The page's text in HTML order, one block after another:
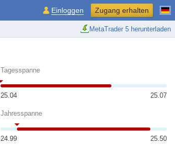
MetaTrader 5 herunterladen
Einloggen Zugang erhalten
Tagesspanne
25.04 25.07
Jahresspanne
24.99 25.50